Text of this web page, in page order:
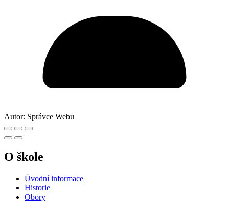
Autor: Správce Webu
O škole
Úvodní informace
Historie
Obory